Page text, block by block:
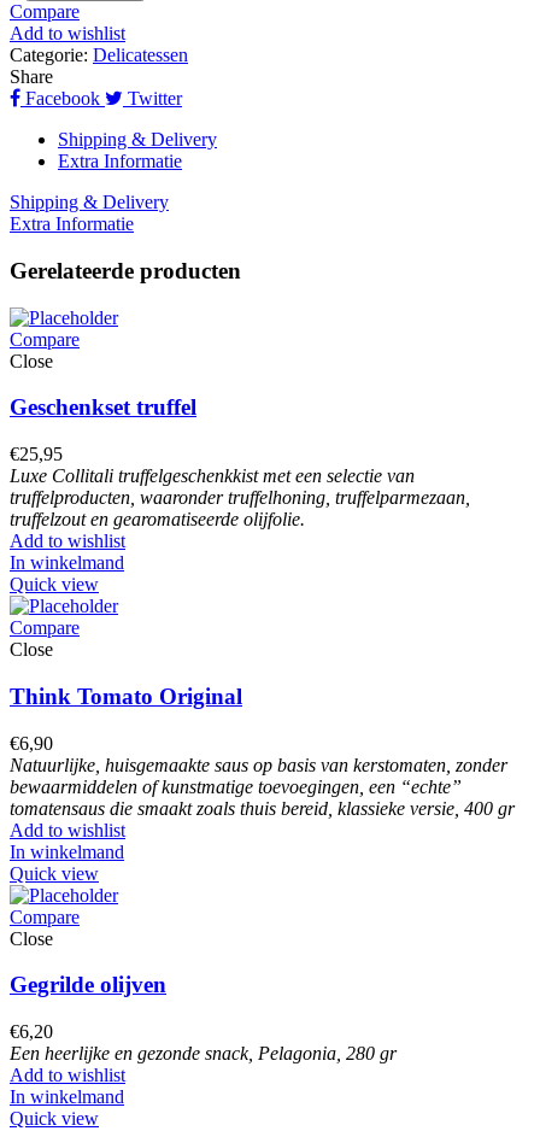
Compare
Add to wishlist
Categorie: Delicatessen
Share
Facebook
Twitter
Shipping & Delivery
Extra Informatie
Shipping & Delivery
Extra Informatie
Gerelateerde producten
Compare
Close
Geschenkset truffel
€25,95
Luxe Collitali truffelgeschenkkist met een selectie van
truffelproducten, waaronder truffelhoning, truffelparmezaan,
truffelzout en gearomatiseerde olijfolie.
Add to wishlist
In winkelmand
Quick view
Compare
Close
Think Tomato Original
€6,90
Natuurlijke, huisgemaakte saus op basis van kerstomaten, zonder
bewaarmiddelen of kunstmatige toevoegingen, een “echte”
tomatensaus die smaakt zoals thuis bereid, klassieke versie, 400 gr
Add to wishlist
In winkelmand
Quick view
Compare
Close
Gegrilde olijven
€6,20
Een heerlijke en gezonde snack, Pelagonia, 280 gr
Add to wishlist
In winkelmand
Quick view